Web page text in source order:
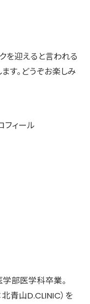
を迎えると言われる
す。どうぞお楽しみ
ィール
部医学科卒業。
青山D.CLINIC）を